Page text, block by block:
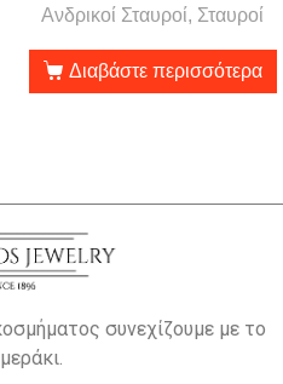
Ανδρικοί Σταυροί, Σταυροί
Διαβάστε περισσότερα
συνεχίζουμε με το